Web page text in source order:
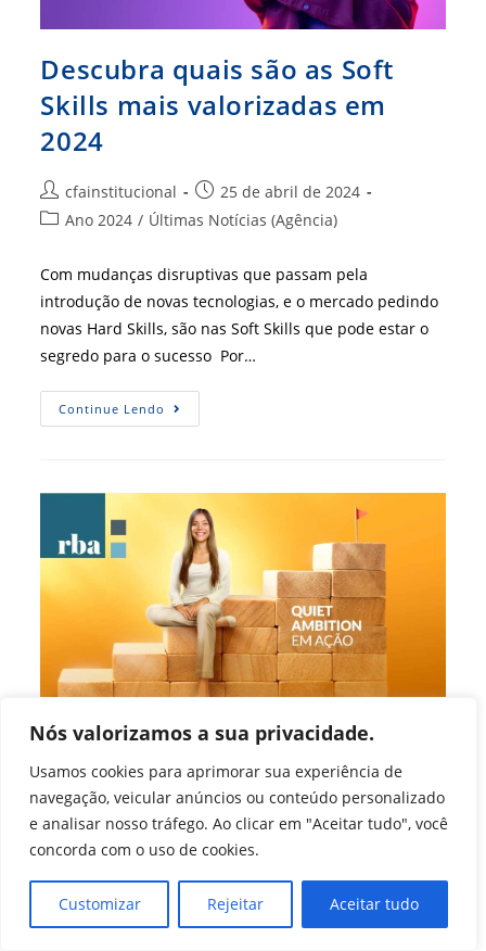
Nós valorizamos a sua privacidade.
Usamos cookies para aprimorar sua experiência de
navegação, veicular anúncios ou conteúdo personalizado
e analisar nosso tráfego. Ao clicar em "Aceitar tudo", você
concorda com o uso de cookies.
Customizar Rejeitar Aceitar tudo
Descubra quais são as Soft
Skills mais valorizadas em
2024
Autor
do
cfainstitucional
Post
publicado:
25 de abril de 2024
Categoria
post:
Ano 2024 / Últimas Notícias (Agência)
Com mudanças disruptivas que passam pela
introdução de novas tecnologias, e o mercado pedindo
novas Hard Skills, são nas Soft Skills que pode estar o
segredo para o sucesso Por…
Continue Lendo Descubra
Quais
Mais
Valorizadas
Em
2024
Novo fenômeno está
relacionado à falta de
lideranças no futuro
Autor
post:
cfainstitucional
Post
publicado:
22 de abril de 2024
Categoria
do
Ano 2024 Últimas Notícias (Agência)